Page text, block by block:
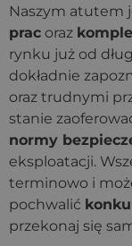
Naszym atutem
prac oraz
rynku już od
dokładnie
oraz trudnymi
stanie
normy
eksploatacji.
terminowo i
pochwalić
przekonaj się